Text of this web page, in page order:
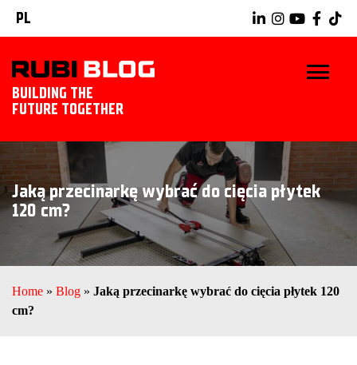
PL
BUILDING THE
FUTURE TOGETHER
START
WSKAZÓWKI I PORADY
NARZĘDZIA RUBI
Jaką przecinarkę wybrać do cięcia płytek
120 cm?
Home » Blog » Jaką przecinarkę wybrać do cięcia płytek 120
cm?